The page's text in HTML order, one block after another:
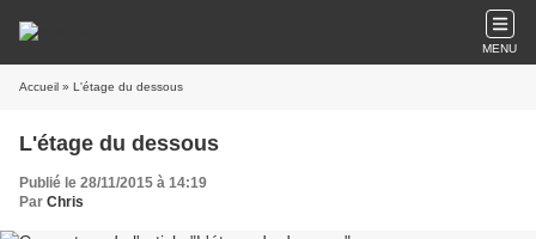
MENU
Accueil » L'étage du dessous
L'étage du dessous
Publié le 28/11/2015 à 14:19
Par Chris